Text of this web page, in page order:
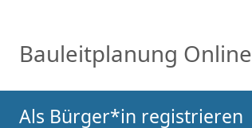
Hauptnavigation
Inhalt
zum
springen
Bauleitplanung Online
Als Bürger*in registrieren